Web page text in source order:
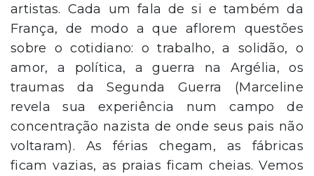
artistas. Cada um fala de si e também da
França, de modo a que aflorem questões
sobre o cotidiano: o trabalho, a solidão, o
amor, a política, a guerra na Argélia, os
traumas da Segunda Guerra (Marceline
revela sua experiência num campo de
concentração nazista de onde seus pais não
voltaram). As férias chegam, as fábricas
ficam vazias, as praias ficam cheias. Vemos